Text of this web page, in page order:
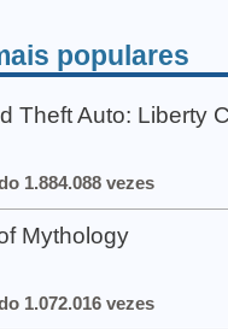
populares
Theft Auto: Liberty
1.884.088 vezes
Mythology
1.072.016 vezes